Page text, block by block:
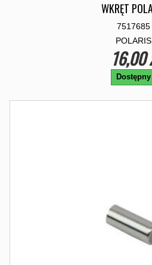
WKRĘT
7517685
POLARIS
16,00
Dostępny